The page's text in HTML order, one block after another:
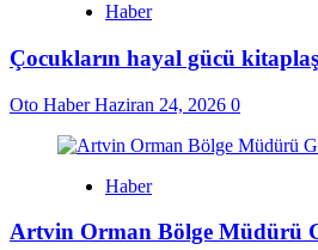
Haber
Çocukların hayal gücü
Oto HaberHaziran 24, 2026 0
Haber
Artvin Orman Bölge Müdürü